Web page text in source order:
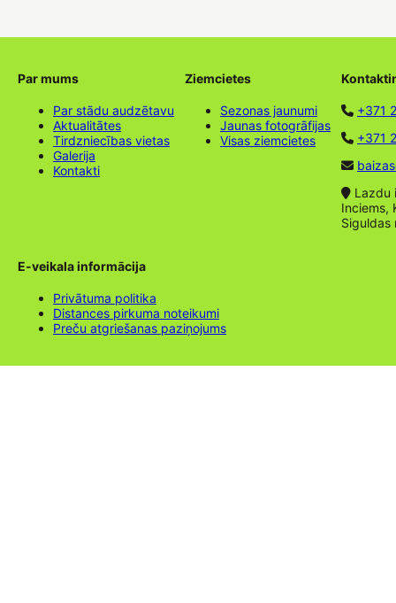
Par mums
Par stādu audzētavu
Aktualitātes
Tirdzniecības vietas
Galerija
Kontakti
Ziemcietes
Sezonas jaunumi
Jaunas fotogrāfijas
Visas ziemcietes
+371
+371
Lazdu
Inciems,
Siguldas
E-veikala informācija
Privātuma politika
Distances pirkuma noteikumi
Preču atgriešanas paziņojums